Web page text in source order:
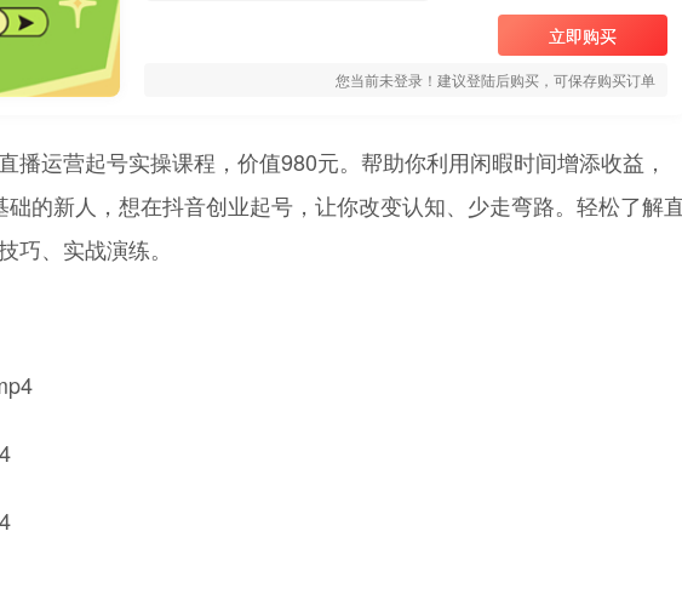
立即购买
您当前未登录！建议登陆后购买，可保存购买订单
播运营起号实操课程，价值980元。帮助你利用闲暇时间增添收益，
的新人，想在抖音创业起号，让你改变认知、少走弯路。轻松了解
巧、实战演练。